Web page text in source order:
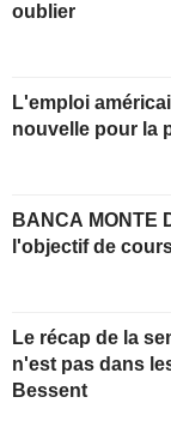
oublier
L'emploi
nouvelle pour la
BANCA MONTE
l'objectif de
Le récap de la
n'est pas dans
Bessent